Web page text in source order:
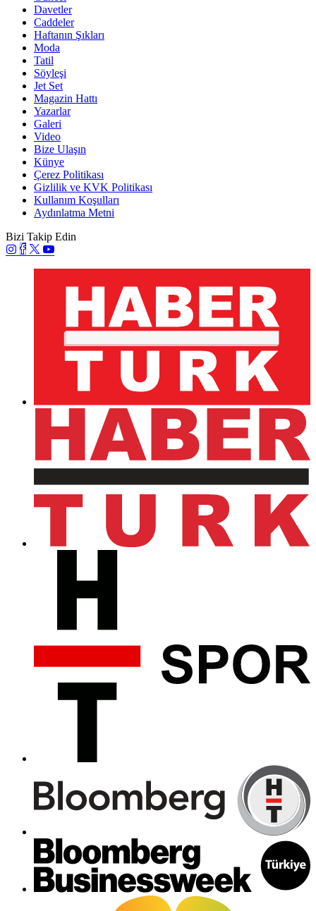
Davetler
Caddeler
Haftanın Şıkları
Moda
Tatil
Söyleşi
Jet Set
Magazin Hattı
Yazarlar
Galeri
Video
Bize Ulaşın
Künye
Çerez Politikası
Gizlilik ve KVK Politikası
Kullanım Koşulları
Aydınlatma Metni
Bizi Takip Edin